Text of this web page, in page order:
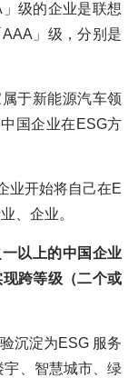
级的企业是联想
」级，分别是
于新能源汽车领
国企业在ESG方
业开始将自己在E
、企业。
以上的中国企业
跨等级（二个或
沉淀为ESG 服务
宇、智慧城市、绿